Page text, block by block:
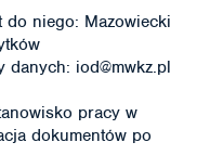
niego: Mazowiecki
iod@mwkz.pl
pracy w
dokumentów po